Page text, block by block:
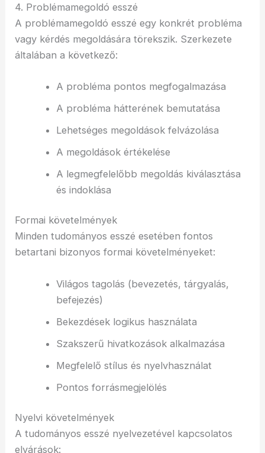
4. Problémamegoldó esszé
A problémamegoldó esszé egy konkrét probléma
vagy kérdés megoldására törekszik. Szerkezete
általában a következő:
A probléma pontos megfogalmazása
A probléma hátterének bemutatása
Lehetséges megoldások felvázolása
A megoldások értékelése
A legmegfelelőbb megoldás kiválasztása
és indoklása
Formai követelmények
Minden tudományos esszé esetében fontos
betartani bizonyos formai követelményeket:
Világos tagolás (bevezetés, tárgyalás,
befejezés)
Bekezdések logikus használata
Szakszerű hivatkozások alkalmazása
Megfelelő stílus és nyelvhasználat
Pontos forrásmegjelölés
Nyelvi követelmények
A tudományos esszé nyelvezetével kapcsolatos
elvárások: